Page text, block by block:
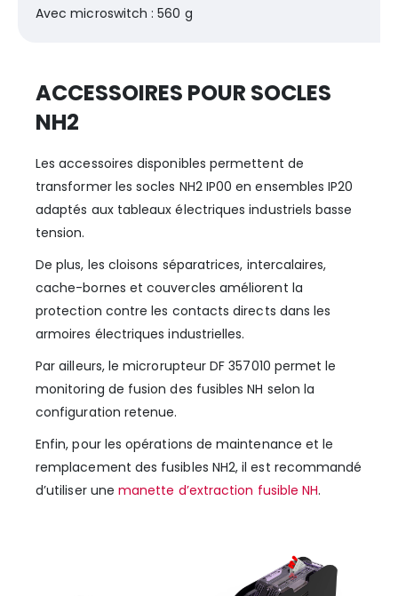
Avec microswitch : 560 g
ACCESSOIRES POUR SOCLES
NH2
Les accessoires disponibles permettent de
transformer les socles NH2 IP00 en ensembles IP20
adaptés aux tableaux électriques industriels basse
tension.
De plus, les cloisons séparatrices, intercalaires,
cache-bornes et couvercles améliorent la
protection contre les contacts directs dans les
armoires électriques industrielles.
Par ailleurs, le microrupteur DF 357010 permet le
monitoring de fusion des fusibles NH selon la
configuration retenue.
Enfin, pour les opérations de maintenance et le
remplacement des fusibles NH2, il est recommandé
d’utiliser unemanette d’extraction fusible NH.